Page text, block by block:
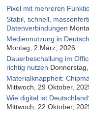
Pixel mit mehreren
Stabil, schnell,
Datenverbindungen
Mediennutzung in
Montag, 2 März, 2026
Dauerbeschallung im
richtig nutzen
Materialknappheit:
Mittwoch, 29 Oktober,
Wie digital ist
Mittwoch, 22 Oktober,